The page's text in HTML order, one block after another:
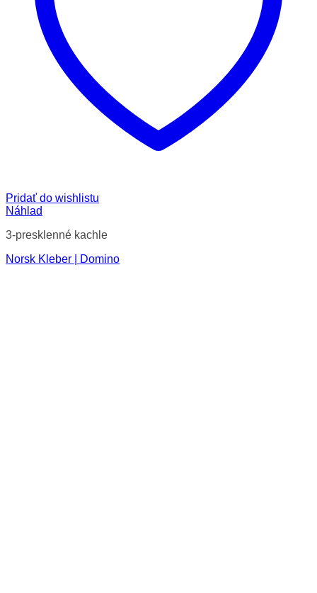
Pridať do wishlistu
Náhlad
3-presklenné kachle
Norsk Kleber | Domino